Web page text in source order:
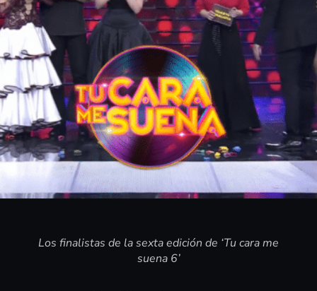
Los finalistas de la sexta edición de ‘Tu cara me
suena 6’